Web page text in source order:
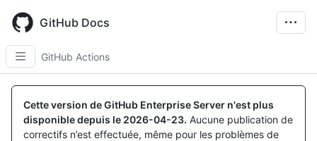
main
content
GitHub Docs
GitHub Actions
Cette version de GitHub Enterprise Server n'est plus
disponible depuis le 2026-04-23. Aucune publication de
correctifs n’est effectuée, même pour les problèmes de